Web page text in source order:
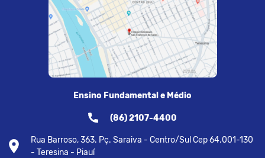
Ensino Fundamental e Médio
(86) 2107-4400
Rua Barroso, 363. Pç. Saraiva - Centro/Sul Cep 64.001-130
- Teresina - Piauí